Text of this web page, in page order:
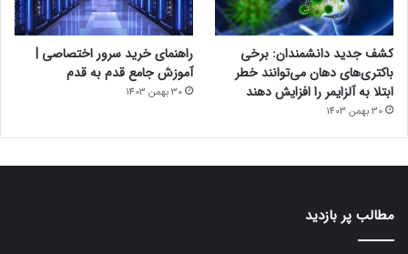
کشف جدید دانشمندان: برخی
باکتری‌های دهان می‌توانند خطر
ابتلا به آلزایمر را افزایش دهند
30 بهمن 1403
راهنمای خرید سرور اختصاصی |
آموزش جامع قدم به قدم
30 بهمن 1403
مطالب پر بازدید